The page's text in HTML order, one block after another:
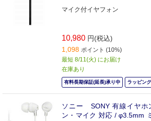
マイク付イヤフォン
10,980 円(税込)
1,098 ポイント (10%)
最短 8/11(火) にお届け
在庫あり
有料長期保証(延長)承り中 ラッピン
ソニー SONY 有線イヤホ
ン・マイク 対応 / φ3.5mm